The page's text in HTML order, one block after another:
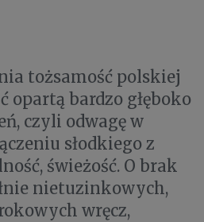
tożsamość polskiej
opartą bardzo głęboko
czyli odwagę w
słodkiego z
świeżość. O brak
nietuzinkowych,
wręcz,